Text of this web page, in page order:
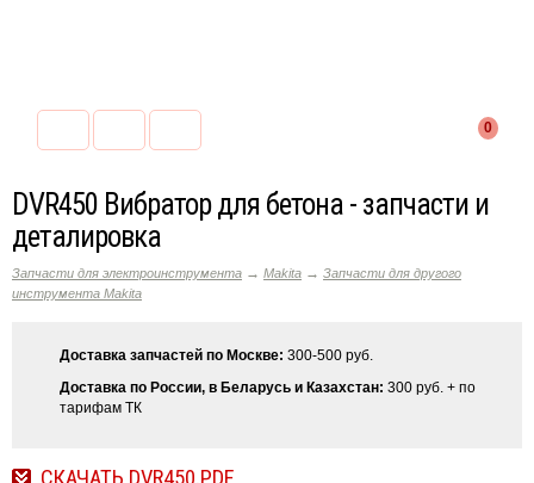
0
DVR450 Вибратор для бетона - запчасти и
деталировка
Запчасти для электроинструмента → Makita → Запчасти для другого
инструмента Makita
Доставка запчастей по Москве: 300-500 руб.
Доставка по России, в Беларусь и Казахстан: 300 руб. + по
тарифам ТК